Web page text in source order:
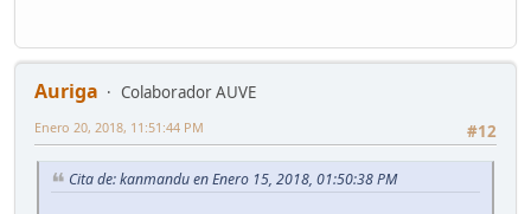
Auriga
Colaborador AUVE
#12
Enero 20, 2018, 11:51:44 PM
Cita de: kanmandu en Enero 15, 2018, 01:50:38 PM